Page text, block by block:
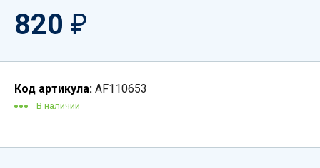
820 ₽
Код артикула: AF110653
В наличии